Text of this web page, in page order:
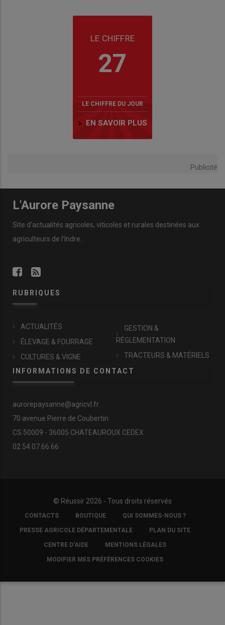
LE CHIFFRE
27
LE CHIFFRE DU JOUR
EN SAVOIR PLUS
Publicité
L'Aurore Paysanne
Site d'actualités agricoles, viticoles et rurales destinées aux
agriculteurs de l'Indre.
RUBRIQUES
ACTUALITÉS
ÉLEVAGE & FOURRAGE
CULTURES & VIGNE
GESTION &
RÉGLEMENTATION
TRACTEURS & MATÉRIELS
INFORMATIONS DE CONTACT
aurorepaysanne@agricvl.fr
70 avenue Pierre de Coubertin
CS 50009 - 36005 CHATEAUROUX CEDEX
02.54.07.66.66
© Réussir 2026 - Tous droits réservés
FOOTER
COPYRIGHT
CONTACTS BOUTIQUE QUI SOMMES-NOUS ?
PRESSE AGRICOLE DÉPARTEMENTALE PLAN DU SITE
CENTRE D'AIDE MENTIONS LÉGALES
MODIFIER MES PRÉFÉRENCES COOKIES